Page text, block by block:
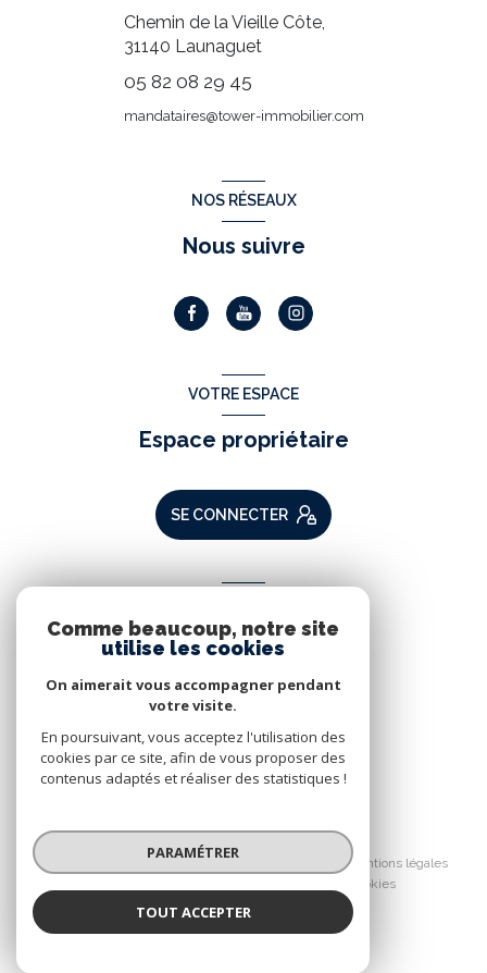
Chemin de la Vieille Côte,
31140 Launaguet
05 82 08 29 45
mandataires@tower-immobilier.com
NOS RÉSEAUX
Nous suivre
VOTRE ESPACE
Espace propriétaire
SE CONNECTER
Nous adhérons
© 2026 | Tous droits réservés
Nos partenaires
Nos honoraires
Mentions légales
Cookies
Comme beaucoup, notre site
utilise les cookies
On aimerait vous accompagner pendant
votre visite.
En poursuivant, vous acceptez l'utilisation des
cookies par ce site, afin de vous proposer des
contenus adaptés et réaliser des statistiques !
PARAMÉTRER
TOUT ACCEPTER